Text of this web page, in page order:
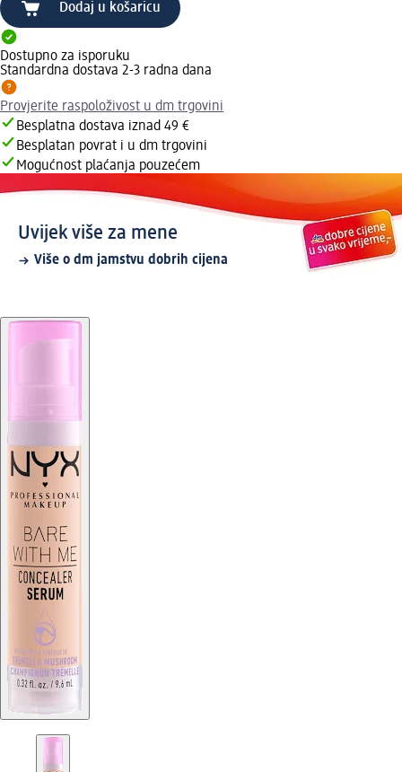
Dodaj u košaricu
Dostupno za isporuku
Standardna dostava 2-3 radna dana
Provjerite raspoloživost u dm trgovini
Besplatna dostava iznad 49 €
Besplatan povrat i u dm trgovini
Mogućnost plaćanja pouzećem
Uvijek više za mene
Više o dm jamstvu dobrih cijena